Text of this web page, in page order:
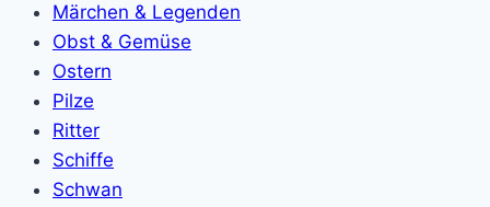
Märchen & Legenden
Obst & Gemüse
Ostern
Pilze
Ritter
Schiffe
Schwan